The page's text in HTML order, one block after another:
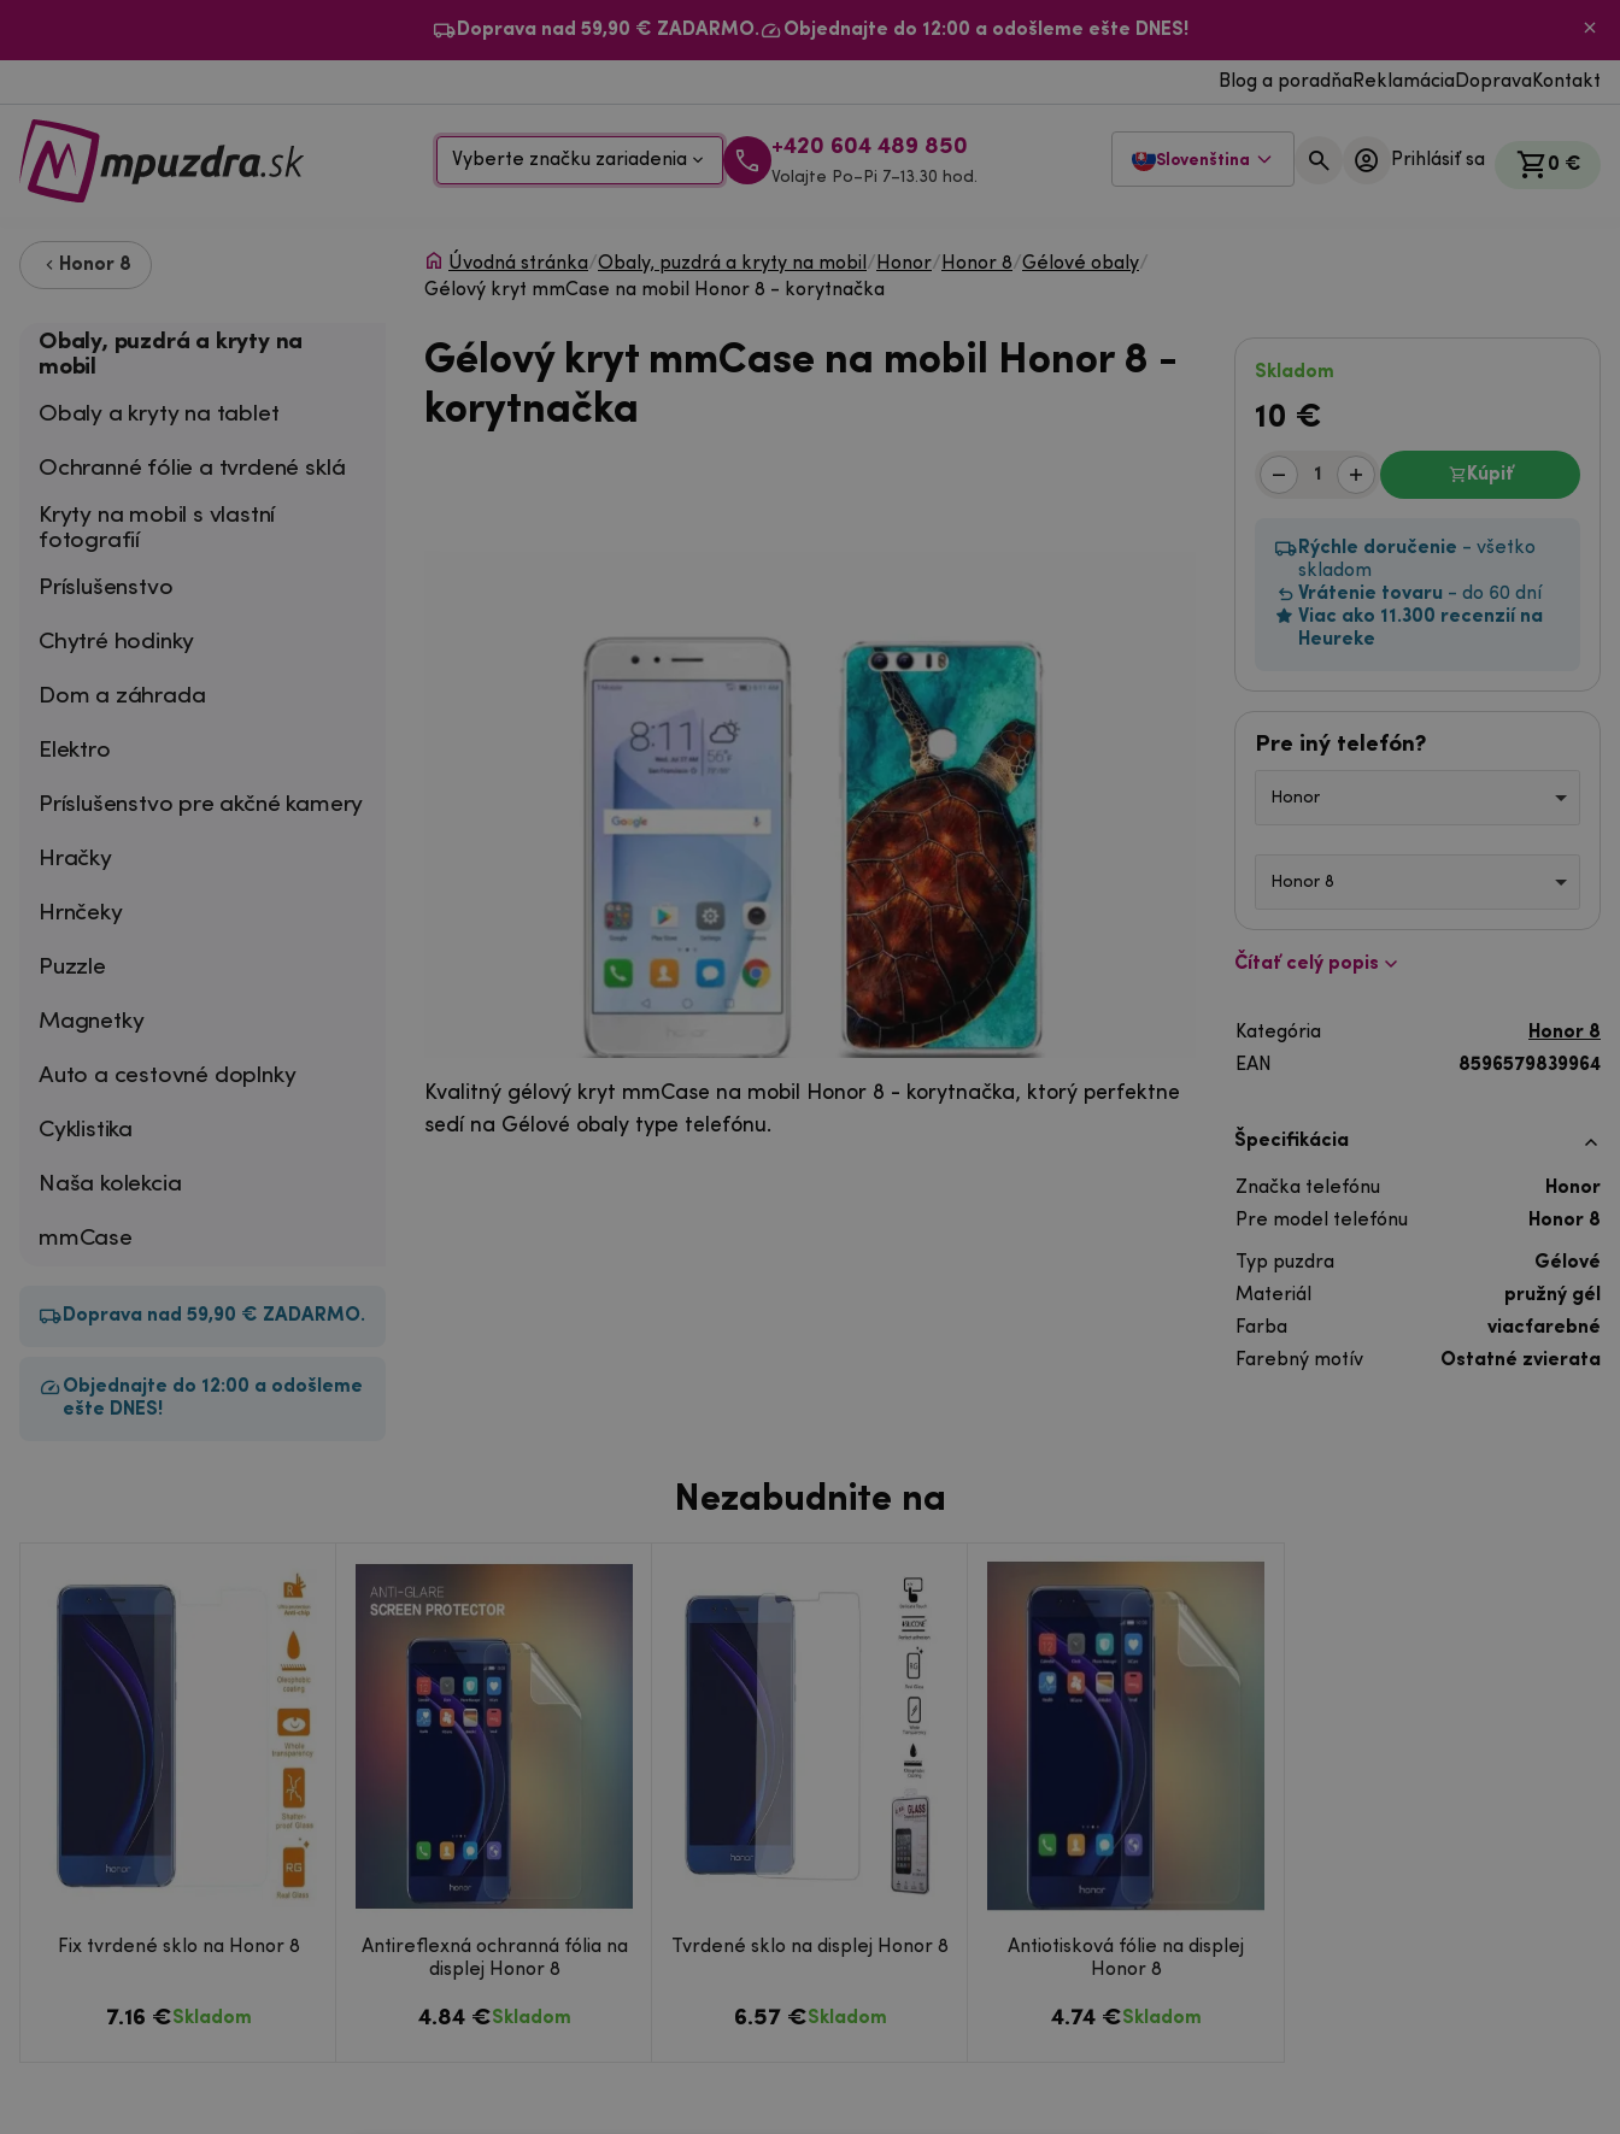
Doprava nad 59,90 € ZADARMO. Objednajte do 12:00 a odošleme ešte DNES!
Blog a poradňa Reklamácia Doprava Kontakt
Vyberte značku zariadenia
+420 604 489 850
Volajte Po–Pi 7–13.30 hod.
Slovenština Prihlásiť sa 0 €
Honor 8
Obaly, puzdrá a kryty na
mobil
Obaly a kryty na tablet
Ochranné fólie a tvrdené sklá
Kryty na mobil s vlastní
fotografií
Príslušenstvo
Chytré hodinky
Dom a záhrada
Elektro
Príslušenstvo pre akčné kamery
Hračky
Hrnčeky
Puzzle
Magnetky
Auto a cestovné doplnky
Cyklistika
Naša kolekcia
mmCase
Doprava nad 59,90 € ZADARMO.
Objednajte do 12:00 a odošleme
ešte DNES!
Úvodná stránka/Obaly, puzdrá a kryty na mobil / Honor/ Honor 8/Gélové obaly/
Gélový kryt mmCase na mobil Honor 8 - korytnačka
Gélový kryt mmCase na mobil Honor 8 -
korytnačka
Kvalitný gélový kryt mmCase na mobil Honor 8 - korytnačka, ktorý perfektne
sedí na Gélové obaly type telefónu.
Skladom
10 €
Kúpiť
Rýchle doručenie - všetko
skladom
Vrátenie tovaru - do 60 dní
Viac ako 11.300 recenzií na
Heureke
Pre iný telefón?
Honor
Honor 8
Čítať celý popis
Kategória
Honor 8
EAN
8596579839964
Špecifikácia
Značka telefónu
Honor
Pre model telefónu
Honor 8
Typ puzdra
Gélové
Materiál
pružný gél
Farba
viacfarebné
Farebný motív
Ostatné zvierata
Nezabudnite na
Fix tvrdené sklo na Honor 8
7.16 €Skladom
Antireflexná ochranná fólia na
displej Honor 8
4.84 €Skladom
Tvrdené sklo na displej Honor 8
6.57 €Skladom
Antiotisková fólie na displej
Honor 8
4.74 €Skladom